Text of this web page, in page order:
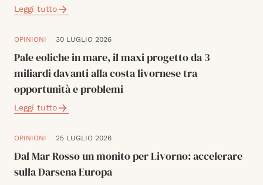
Leggi tutto
OPINIONI 30 LUGLIO 2026
Pale eoliche in mare, il maxi progetto da 3
miliardi davanti alla costa livornese tra
opportunità e problemi
Leggi tutto
OPINIONI 25 LUGLIO 2026
Dal Mar Rosso un monito per Livorno: accelerare
sulla Darsena Europa